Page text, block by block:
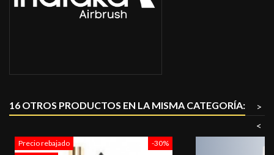
16 OTROS PRODUCTOS EN LA MISMA CATEGORÍA:
>
<
-30%
Precio rebajado